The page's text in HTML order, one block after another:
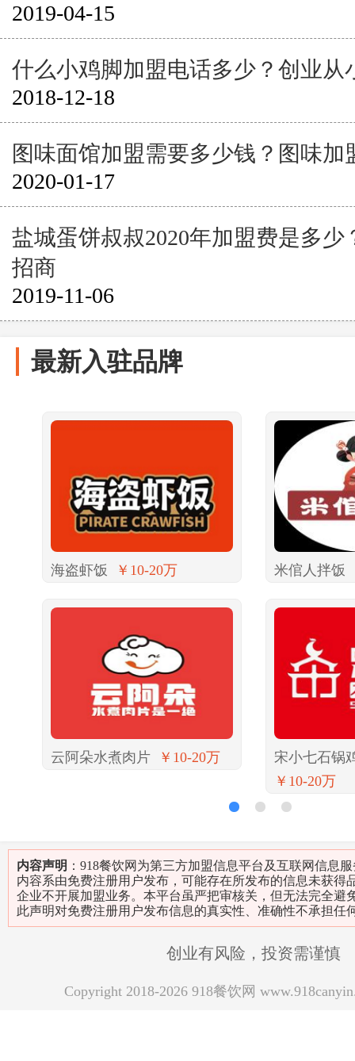
2019-04-15
什么小鸡脚加盟电话多少？创业从
2018-12-18
图味面馆加盟需要多少钱？图味加
2020-01-17
盐城蛋饼叔叔2020年加盟费是多少
招商
2019-11-06
最新入驻品牌
海盗虾饭 ￥10-20万 米倌人拌饭
云阿朵水煮肉片 ￥10-20万
宋小七石锅
￥10-20万
内容声明 ：918餐饮网为第三方加盟信息平台及互联网信息
内容系由免费注册用户发布，可能存在所发布的信息未获得
企业不开展加盟业务。本平台虽严把审核关，但无法完全避
此声明对免费注册用户发布信息的真实性、准确性不承担任
创业有风险，投资需谨慎
Copyright 2018-2026 918餐饮网